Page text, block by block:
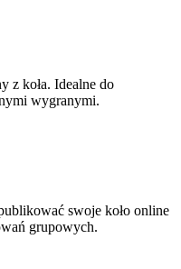
z koła. Idealne do
wygranymi.
swoje koło online
grupowych.